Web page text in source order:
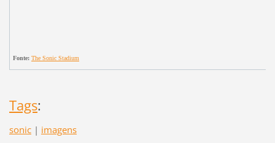
Fonte: The Sonic Stadium
Tags:
sonic | imagens